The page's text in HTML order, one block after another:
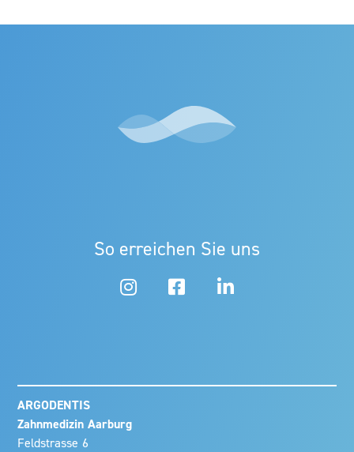
So erreichen Sie uns
  
ARGODENTIS
Zahnmedizin Aarburg
Feldstrasse 6